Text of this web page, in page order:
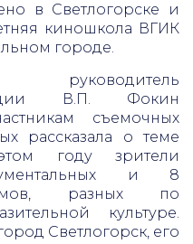
в Светлогорске и
киношкола ВГИК
городе.
руководитель
В.П. Фокин
съемочных
рассказала о теме
году зрители
и 8
разных по
культуре.
Светлогорск, его